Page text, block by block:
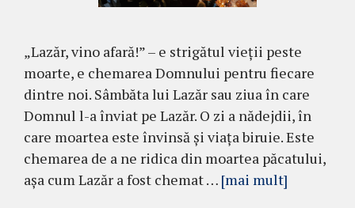
„Lazăr, vino afară!” – e strigătul vieții peste
moarte, e chemarea Domnului pentru fiecare
dintre noi. Sâmbăta lui Lazăr sau ziua în care
Domnul l-a înviat pe Lazăr. O zi a nădejdii, în
care moartea este învinsă și viața biruie. Este
chemarea de a ne ridica din moartea păcatului,
așa cum Lazăr a fost chemat … [mai mult]